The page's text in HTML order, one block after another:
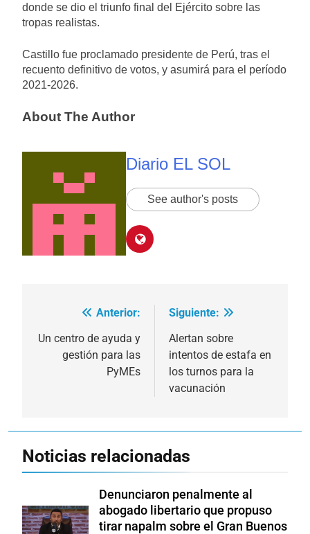
donde se dio el triunfo final del Ejército sobre las
tropas realistas.
Castillo fue proclamado presidente de Perú, tras el
recuento definitivo de votos, y asumirá para el período
2021-2026.
About The Author
Diario EL SOL
See author's posts
Navegación
de
entradas
Anterior:
Un centro de ayuda y
gestión para las
PyMEs
Siguiente:
Alertan sobre
intentos de estafa en
los turnos para la
vacunación
Noticias relacionadas
Denunciaron penalmente al
abogado libertario que propuso
tirar napalm sobre el Gran Buenos